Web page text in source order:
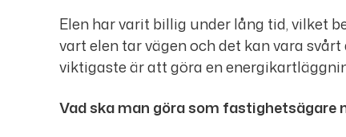
Elen har varit billig under lång tid, vilket
vart elen tar vägen och det kan vara
viktigaste är att göra en
Vad ska man göra som fastighetsägare